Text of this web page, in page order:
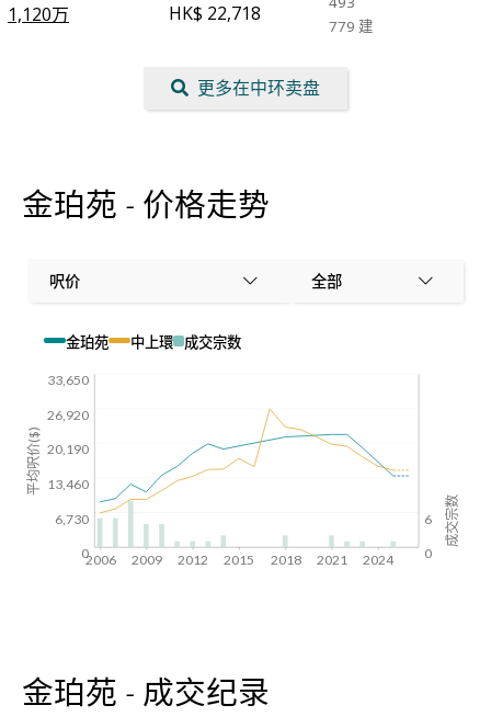
1,120万 HK$ 22,718
779 建
更多在中环卖盘
金珀苑 - 价格走势
呎价 全部
金珀苑 中上環 成交宗数
6
0
2006 2009 2012 2015 2018 2021 2024
成交宗数
33,650
26,920
20,190
13,460
6,730
0
平均呎价($)
金珀苑 - 成交纪录